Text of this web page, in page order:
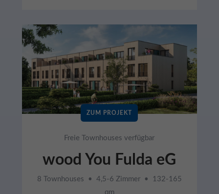
ZUM PROJEKT
Freie Townhouses verfügbar
wood You Fulda eG
8 Townhouses • 4,5-6 Zimmer • 132-165
qm